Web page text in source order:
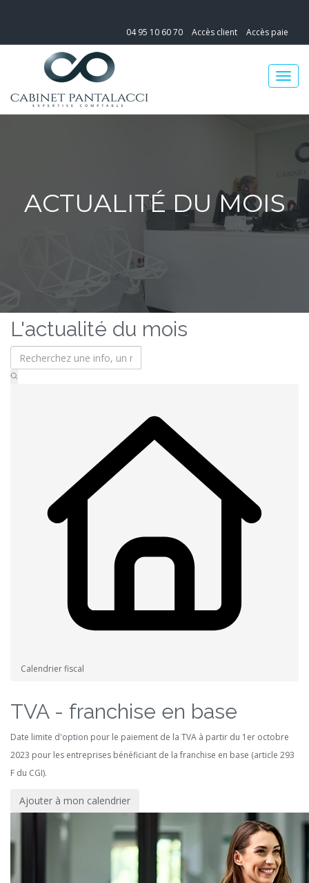
04 95 10 60 70 Accès client Accès paie
ACTUALITÉ DU MOIS
L'actualité du mois
Calendrier fiscal
TVA - franchise en base
Date limite d'option pour le paiement de la TVA à partir du 1er octobre
2023 pour les entreprises bénéficiant de la franchise en base (article 293
F du CGI).
Ajouter à mon calendrier